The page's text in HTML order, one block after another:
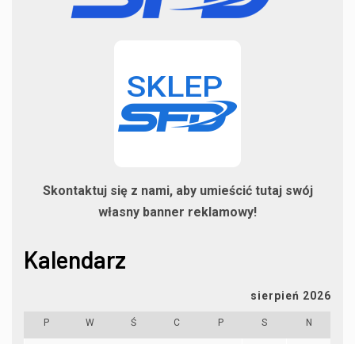
Skontaktuj się z nami, aby umieścić tutaj swój
własny banner reklamowy!
Kalendarz
sierpień 2026
P W Ś C P S N